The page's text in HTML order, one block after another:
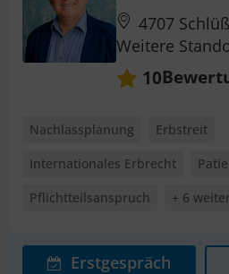
4707
Weitere
10
Nachlassplanung
Erbstreit
Internationales Erbrecht
Pflichtteilsanspruch
+ 6
Erstgespräch